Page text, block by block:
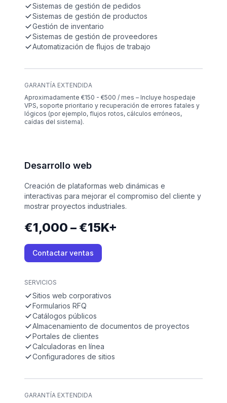
Sistemas de gestión de pedidos
Sistemas de gestión de productos
Gestión de inventario
Sistemas de gestión de proveedores
Automatización de flujos de trabajo
GARANTÍA EXTENDIDA
Aproximadamente €150 - €500 / mes – Incluye hospedaje
VPS, soporte prioritario y recuperación de errores fatales y
lógicos (por ejemplo, flujos rotos, cálculos erróneos,
caídas del sistema).
Desarrollo web
Creación de plataformas web dinámicas e
interactivas para mejorar el compromiso del cliente y
mostrar proyectos industriales.
€1,000 – €15K+
Contactar ventas
SERVICIOS
Sitios web corporativos
Formularios RFQ
Catálogos públicos
Almacenamiento de documentos de proyectos
Portales de clientes
Calculadoras en línea
Configuradores de sitios
GARANTÍA EXTENDIDA